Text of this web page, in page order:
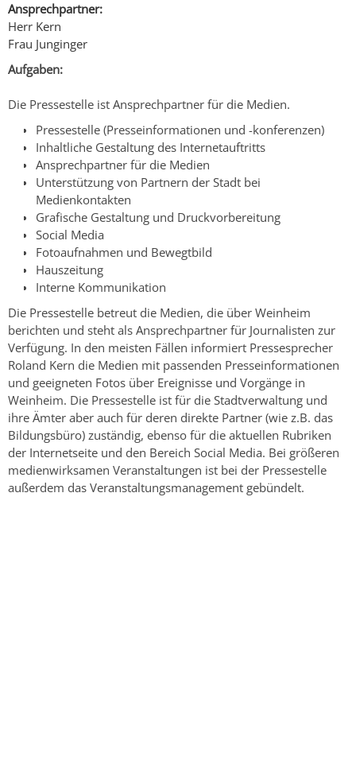
Ansprechpartner:
Herr Kern
Frau Junginger
Aufgaben:
Die Pressestelle ist Ansprechpartner für die Medien.
Pressestelle (Presseinformationen und -konferenzen)
Inhaltliche Gestaltung des Internetauftritts
Ansprechpartner für die Medien
Unterstützung von Partnern der Stadt bei
Medienkontakten
Grafische Gestaltung und Druckvorbereitung
Social Media
Fotoaufnahmen und Bewegtbild
Hauszeitung
Interne Kommunikation
Die Pressestelle betreut die Medien, die über Weinheim
berichten und steht als Ansprechpartner für Journalisten zur
Verfügung. In den meisten Fällen informiert Pressesprecher
Roland Kern die Medien mit passenden Presseinformationen
und geeigneten Fotos über Ereignisse und Vorgänge in
Weinheim. Die Pressestelle ist für die Stadtverwaltung und
ihre Ämter aber auch für deren direkte Partner (wie z.B. das
Bildungsbüro) zuständig, ebenso für die aktuellen Rubriken
der Internetseite und den Bereich Social Media. Bei größeren
medienwirksamen Veranstaltungen ist bei der Pressestelle
außerdem das Veranstaltungsmanagement gebündelt.